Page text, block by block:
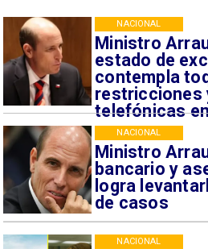
Ministro
estado de
contempla
restricciones
telefónicas
NACIONAL
Ministro
bancario y
logra
de casos
NACIONAL
NACIONAL